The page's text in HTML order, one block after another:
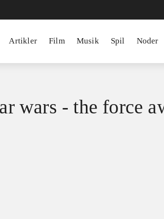
Artikler Film Musik Spil Noder
wars - the force